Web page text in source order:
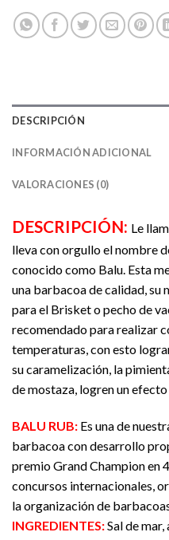
DESCRIPCIÓN
INFORMACIÓN ADICIONAL
VALORACIONES (0)
DESCRIPCIÓN: Le
lleva con orgullo el nombre
conocido como Balu. Esta
una barbacoa de calidad, su
para el Brisket o pecho de
recomendado para realizar
temperaturas, con esto
su caramelización, la
de mostaza, logren un
BALU RUB: Es una de
barbacoa con desarrollo
premio Grand Champion en
concursos internacionales,
la organización de
INGREDIENTES:Sal de